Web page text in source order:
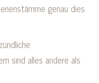
genau dies
sind alles andere als